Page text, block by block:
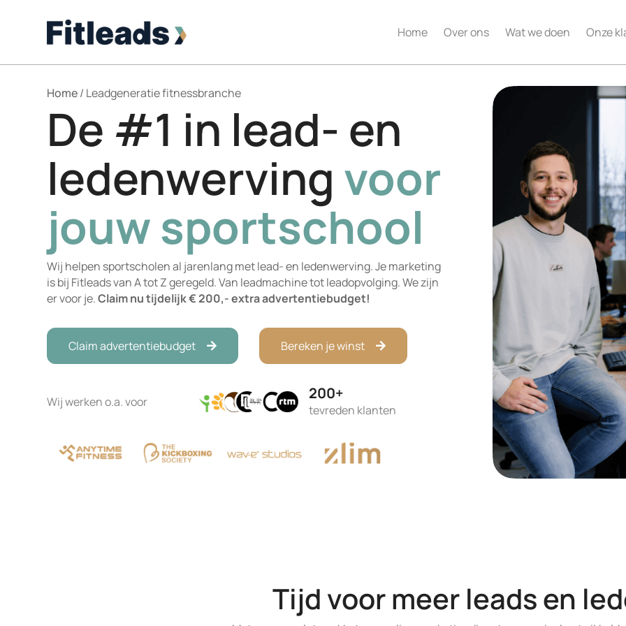
Home Over ons Wat we doen Onze
Home/ Leadgeneratie fitnessbranche
De #1 in lead- en
ledenwerving voor
jouw sportschool
Wij helpen sportscholen al jarenlang met lead- en ledenwerving. Je marketing
is bij Fitleads van A tot Z geregeld. Van leadmachine tot leadopvolging. We zijn
er voor je.Claim nu tijdelijk € 200,- extra advertentiebudget!
Claim advertentiebudget Bereken je winst
Wij werken o.a. voor 200+
tevreden klanten
Tijd voor meer leads en